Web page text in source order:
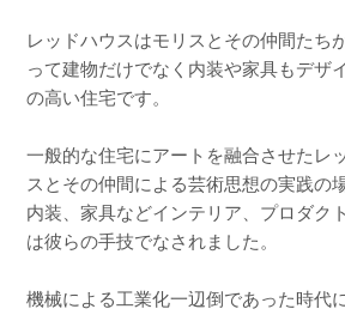
レッドハウスはモリスとその仲間たち
って建物だけでなく内装や家具もデザ
の高い住宅です。
一般的な住宅にアートを融合させたレ
スとその仲間による芸術思想の実践の
内装、家具などインテリア、プロダク
は彼らの手技でなされました。
機械による工業化一辺倒であった時代